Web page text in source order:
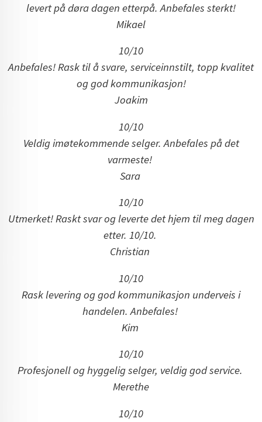
levert på døra dagen etterpå. Anbefales sterkt!
Mikael
10/10
Anbefales! Rask til å svare, serviceinnstilt, topp kvalitet
og god kommunikasjon!
Joakim
10/10
Veldig imøtekommende selger. Anbefales på det
varmeste!
Sara
10/10
Utmerket! Raskt svar og leverte det hjem til meg dagen
etter. 10/10.
Christian
10/10
Rask levering og god kommunikasjon underveis i
handelen. Anbefales!
Kim
10/10
Profesjonell og hyggelig selger, veldig god service.
Merethe
10/10